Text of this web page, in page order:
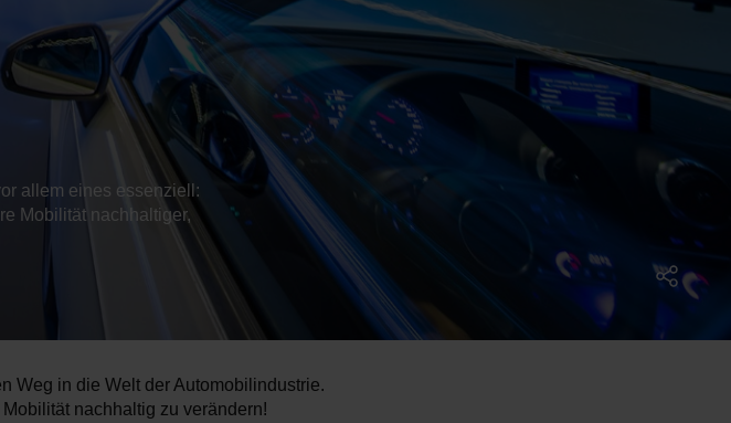
allem eines essenziell:
Mobilität nachhaltiger,
Weg in die Welt der Automobilindustrie.
nachhaltig zu verändern!